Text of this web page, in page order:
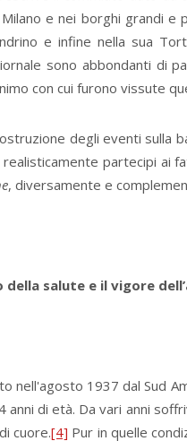
e nei borghi grandi e
e infine nella sua
sono abbondanti di
con cui furono vissute
degli eventi sulla
partecipi ai
, diversamente e
della salute e il vigore
nell'agosto 1937 dal Sud
anni di età. Da vari anni
cuore.[4] Pur in quelle